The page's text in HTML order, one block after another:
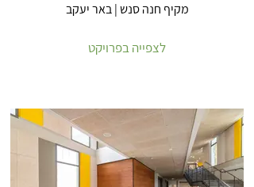
מקיף חנה סנש | באר יעקב
לצפייה בפרויקט